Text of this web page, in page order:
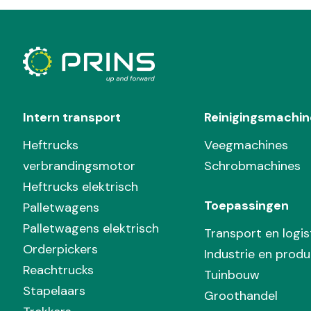
Intern transport
Heftrucks
verbrandingsmotor
Heftrucks elektrisch
Palletwagens
Palletwagens elektrisch
Orderpickers
Reachtrucks
Stapelaars
Veegmachines
Schrobmachines
Toepassingen
Transport en
Industrie en
Tuinbouw
Groothandel